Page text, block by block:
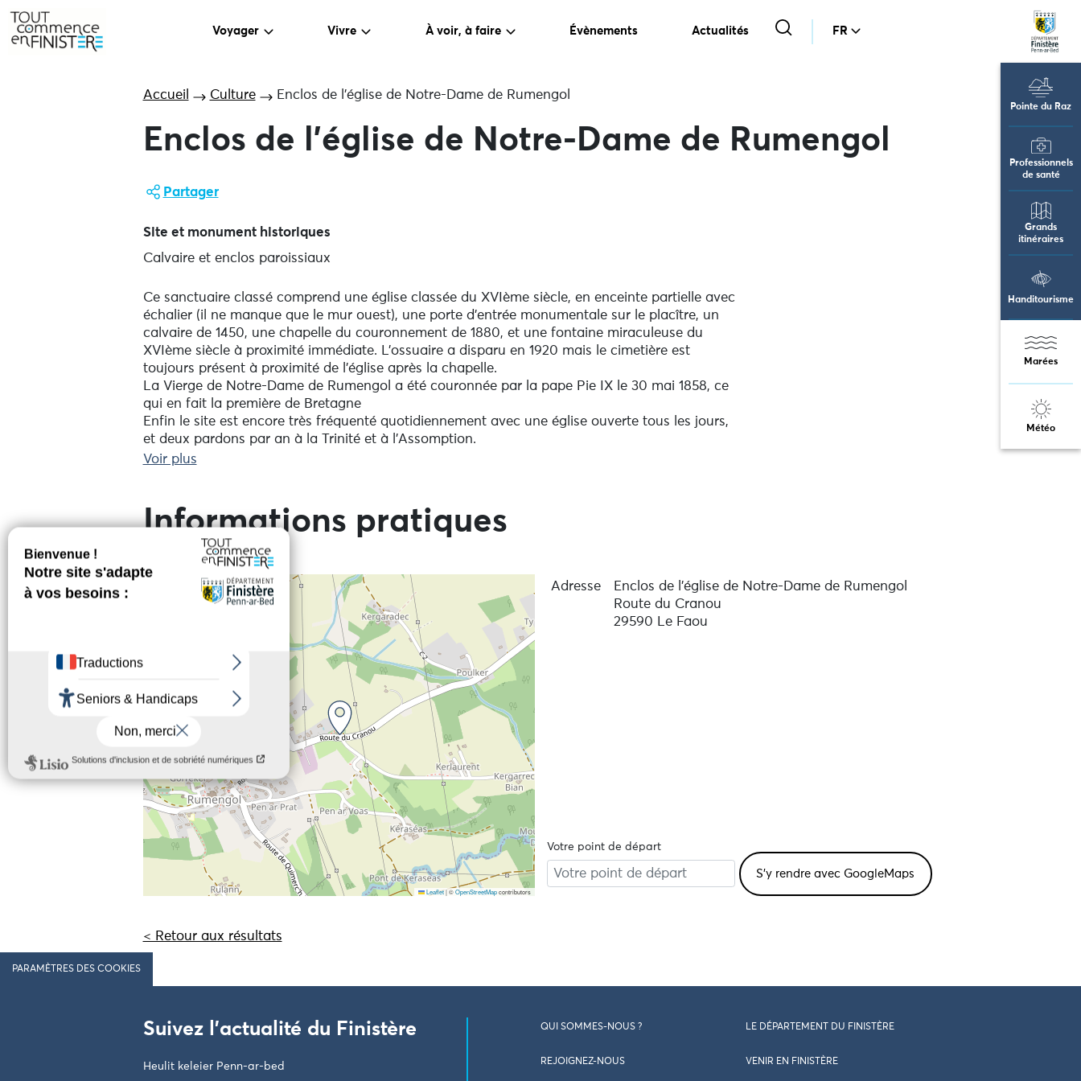
Voyager Vivre À voir, à faire Évènements Actualités FR
Pointe du Raz
Professionnels
de santé
Grands
itinéraires
Handitourisme
Marées
Météo
Accueil Culture Enclos de l’église de Notre-Dame de Rumengol
Enclos de l’église de Notre-Dame de Rumengol
Partager
Site et monument historiques
Calvaire et enclos paroissiaux
Ce sanctuaire classé comprend une église classée du XVIème siècle, en enceinte partielle avec
échalier (il ne manque que le mur ouest), une porte d’entrée monumentale sur le placître, un
calvaire de 1450, une chapelle du couronnement de 1880, et une fontaine miraculeuse du
XVIème siècle à proximité immédiate. L’ossuaire a disparu en 1920 mais le cimetière est
toujours présent à proximité de l’église après la chapelle.
La Vierge de Notre-Dame de Rumengol a été couronnée par la pape Pie IX le 30 mai 1858, ce
qui en fait la première de Bretagne
Enfin le site est encore très fréquenté quotidiennement avec une église ouverte tous les jours,
et deux pardons par an à la Trinité et à l’Assomption.
Voir plus
Informations pratiques
Leaflet |©OpenStreetMapcontributors
Adresse
Enclos de l’église de Notre-Dame de Rumengol
Route du Cranou
29590 Le Faou
Votre point de départ
< Retour aux résultats
PARAMÈTRES DES COOKIES
Suivez l'actualité du Finistère
Heulit keleier Penn-ar-bed
QUI SOMMES-NOUS ? LE DÉPARTEMENT DU FINISTÈRE
REJOIGNEZ-NOUS VENIR EN FINISTÈRE